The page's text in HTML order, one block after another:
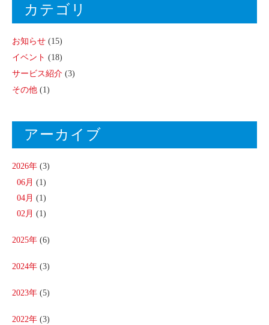
カテゴリ
お知らせ (15)
イベント (18)
サービス紹介 (3)
その他 (1)
アーカイブ
2026年 (3)
06月 (1)
04月 (1)
02月 (1)
2025年 (6)
2024年 (3)
2023年 (5)
2022年 (3)